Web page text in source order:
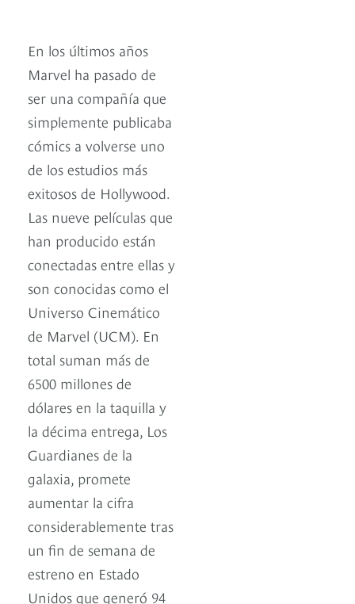
En los últimos años
Marvel ha pasado de
ser una compañía que
simplemente publicaba
cómics a volverse uno
de los estudios más
exitosos de Hollywood.
Las nueve películas que
han producido están
conectadas entre ellas y
son conocidas como el
Universo Cinemático
de Marvel (UCM). En
total suman más de
6500 millones de
dólares en la taquilla y
la décima entrega, Los
Guardianes de la
galaxia, promete
aumentar la cifra
considerablemente tras
un fin de semana de
estreno en Estado
Unidos que generó 94